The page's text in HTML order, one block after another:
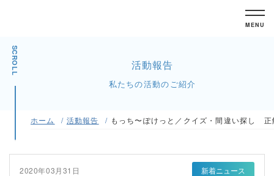
MENU
SCROLL 活動報告
私たちの活動のご紹介
ホーム 活動報告 もっち〜ぽけっと／クイズ・間違い探し 正
2020年03月31日 新着ニュース